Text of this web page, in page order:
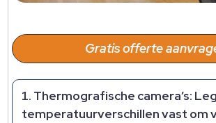
Gratis offerte
Thermografische camera’s:
temperatuurverschillen vast om